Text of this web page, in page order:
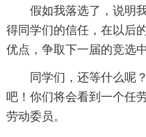
假如我落选了，说明
得同学们的信任，在以后
优点，争取下一届的竞选中
同学们，还等什么呢
吧！你们将会看到一个任
劳动委员。